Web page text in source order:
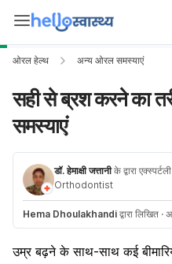
ओरल हेल्थ अन्य ओरल समस्याएं
सही से ब्रश करने का
समस्याएं
डॉ. हेमाक्षी जत्तानीके द्वारा
Orthodontist
Hema Dhoulakhandi द्वारा लिखित ·
उम्र बढ़ने के साथ-साथ कई